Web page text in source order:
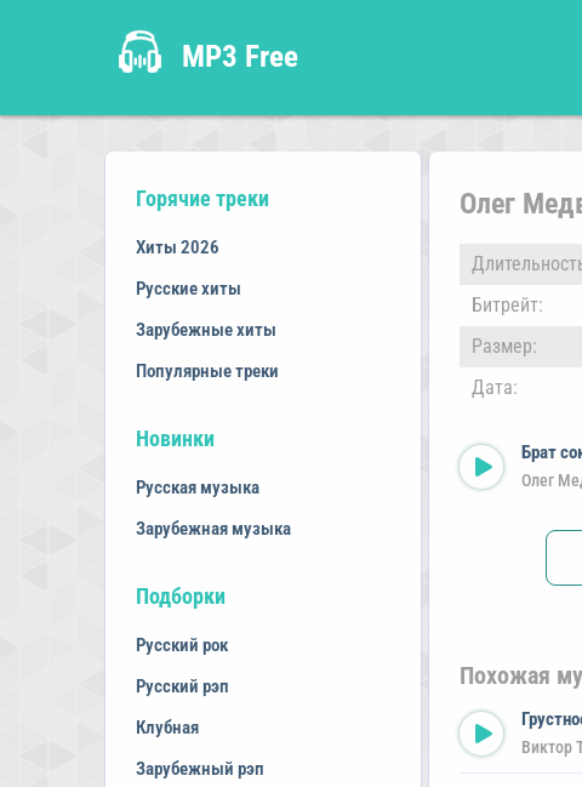
MP3 Free
Горячие треки
Хиты 2026
Русские хиты
Зарубежные хиты
Популярные треки
Новинки
Русская музыка
Зарубежная музыка
Подборки
Русский рок
Русский рэп
Клубная
Зарубежный рэп
Олег
Битрейт:
Размер:
Дата:
Брат
Олег
Похожая
Виктор